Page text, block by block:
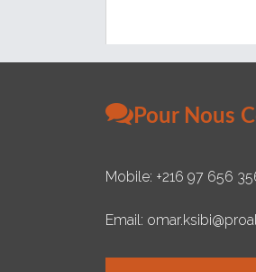
Pour Nous
Mobile: +216 97 656
Email: